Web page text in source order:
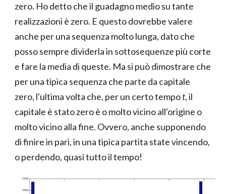
zero. Ho detto che il guadagno medio su tante
realizzazioni è zero. E questo dovrebbe valere
anche per una sequenza molto lunga, dato che
posso sempre dividerla in sottosequenze più corte
e fare la media di queste. Ma si può dimostrare che
per una tipica sequenza che parte da capitale
zero, l'ultima volta che, per un certo tempot, il
capitale è stato zero è o molto vicino all'origine o
molto vicino alla fine. Ovvero, anche supponendo
di finire in pari, in una tipica partita state vincendo,
o perdendo, quasi tutto il tempo!